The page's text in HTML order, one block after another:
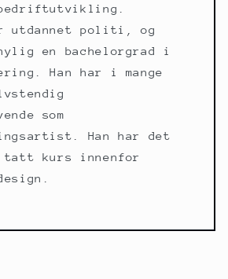
utdannet politi, og
en bachelorgrad i
Han har i mange
som
Han har det
kurs innenfor